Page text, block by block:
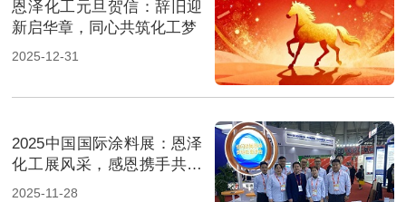
恩泽化工元旦贺信：辞旧迎
新启华章，同心共筑化工梦
2025-12-31
2025中国国际涂料展：恩泽
化工展风采，感恩携手共前
行
2025-11-28